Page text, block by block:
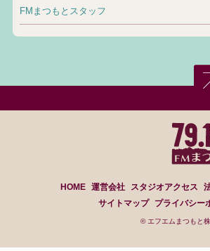
FMまつもとスタッフ
HOME 運営会社 スタジオアクセス
サイトマップ
プライバシー
© エフエムまつもと